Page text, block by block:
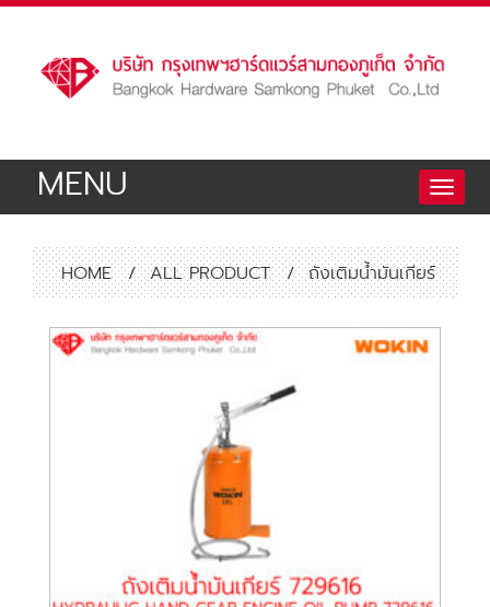
Toggle
MENU
HOME / ALL PRODUCT / ถังเติมน้ำมันเกียร์